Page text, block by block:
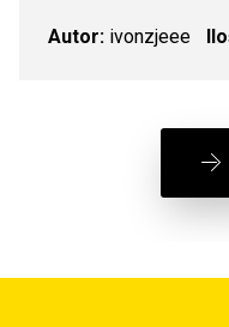
Autor: ivonzjeee